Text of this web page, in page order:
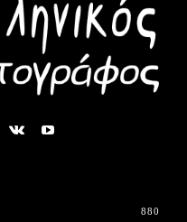
880